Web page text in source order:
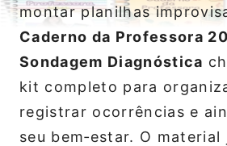
montar planilhas
Caderno da Professora
Sondagem Diagnóstica
kit completo para
registrar ocorrências e
seu bem‑estar. O material